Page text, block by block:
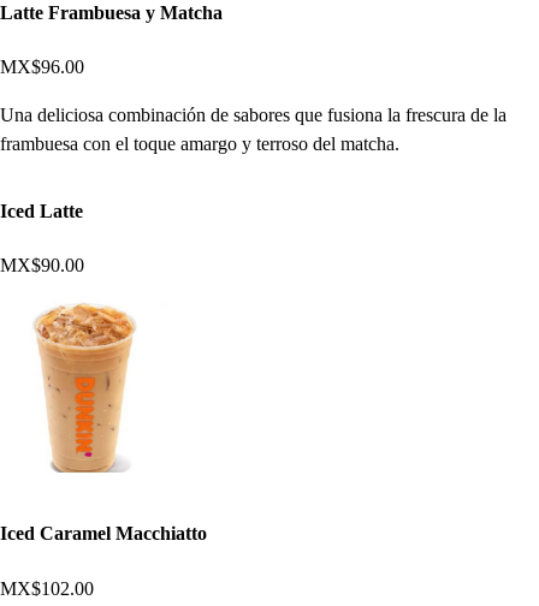
Latte Frambuesa y Matcha
MX$96.00
Una deliciosa combinación de sabores que fusiona la frescura de la
frambuesa con el toque amargo y terroso del matcha.
Iced Latte
MX$90.00
Iced Caramel Macchiatto
MX$102.00